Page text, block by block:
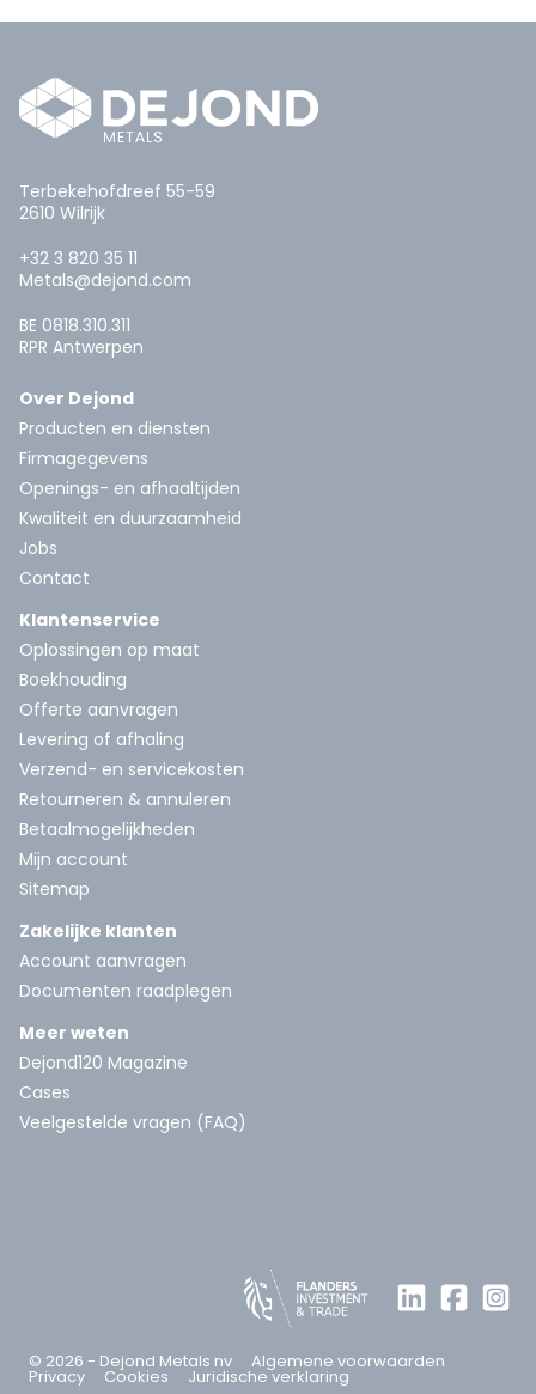
Terbekehofdreef 55-59
2610 Wilrijk
+32 3 820 35 11
Metals@dejond.com
BE 0818.310.311
RPR Antwerpen
Over Dejond
Producten en diensten
Firmagegevens
Openings- en afhaaltijden
Kwaliteit en duurzaamheid
Jobs
Contact
Klantenservice
Oplossingen op maat
Boekhouding
Offerte aanvragen
Levering of afhaling
Verzend- en servicekosten
Retourneren & annuleren
Betaalmogelijkheden
Mijn account
Sitemap
Zakelijke klanten
Account aanvragen
Documenten raadplegen
Meer weten
Dejond120 Magazine
Cases
Veelgestelde vragen (FAQ)
© 2026 - Dejond Metals nv Algemene voorwaarden
Privacy Cookies Juridische verklaring